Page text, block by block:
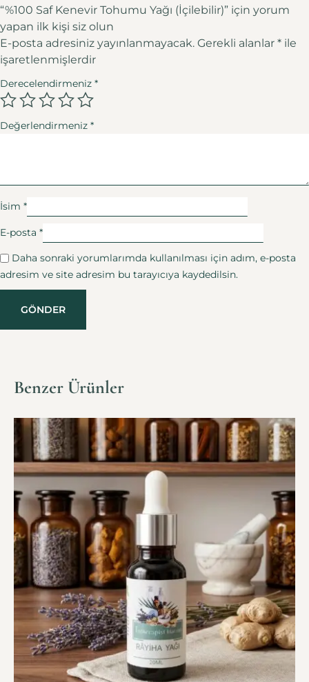
“%100 Saf Kenevir Tohumu Yağı (İçilebilir)” için yorum
yapan ilk kişi siz olun
E-posta adresiniz yayınlanmayacak. Gerekli alanlar * ile
işaretlenmişlerdir
Derecelendirmeniz *
Değerlendirmeniz *
İsim *
E-posta *
Daha sonraki yorumlarımda kullanılması için adım, e-posta
adresim ve site adresim bu tarayıcıya kaydedilsin.
Benzer Ürünler